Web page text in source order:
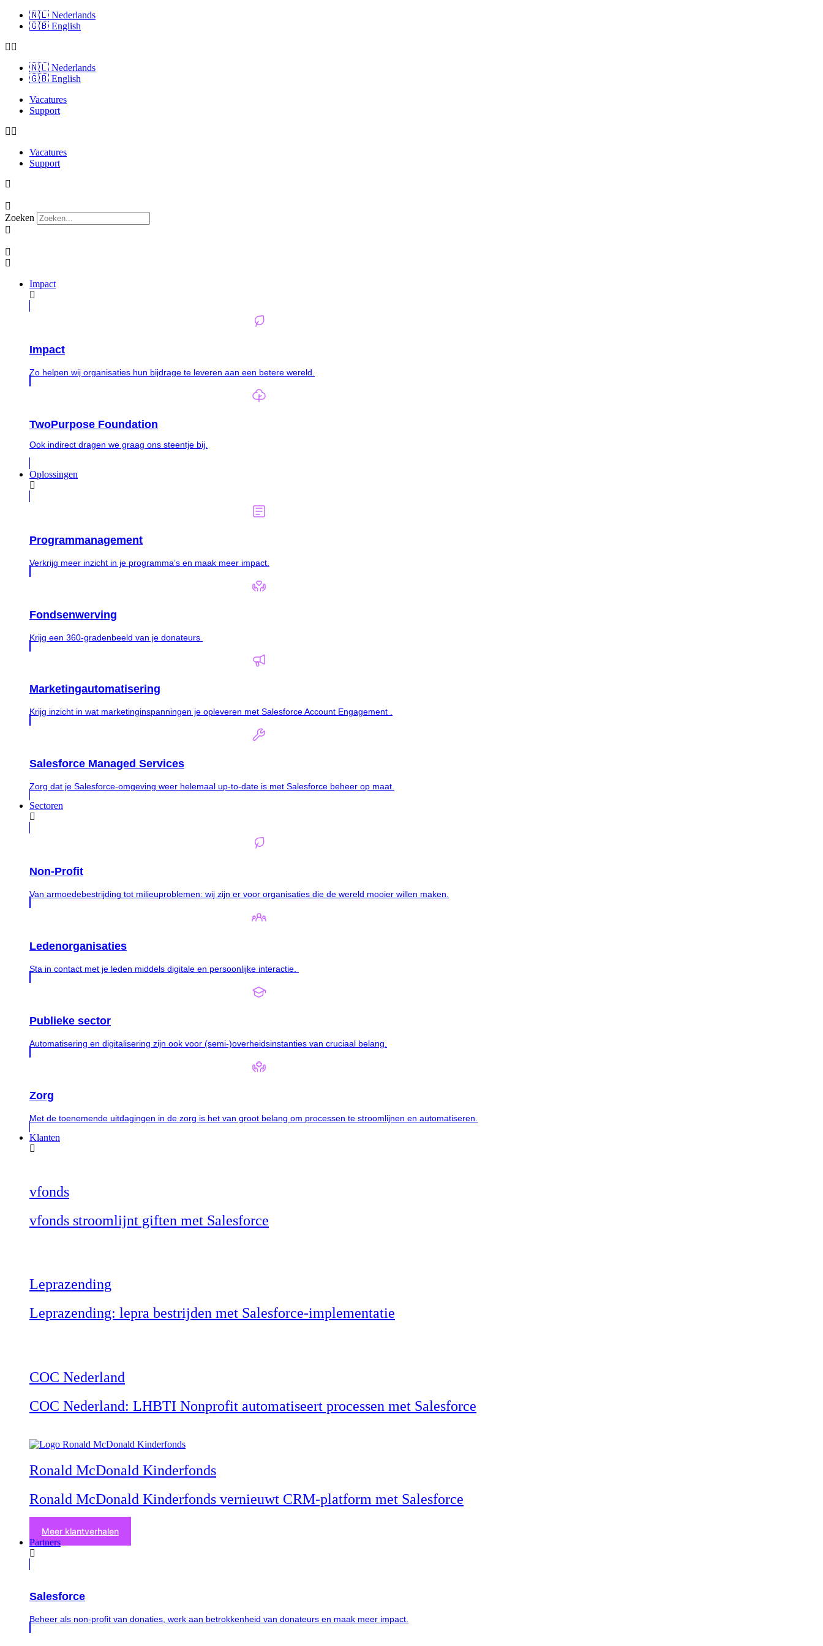
🇳🇱 Nederlands
🇬🇧 English
🇳🇱 Nederlands
🇬🇧 English
Vacatures
Support
Vacatures
Support
Zoeken
Impact
Impact
Zo helpen wij organisaties hun bijdrage te leveren aan een betere wereld.
TwoPurpose Foundation
Ook indirect dragen we graag ons steentje bij.
Oplossingen
Programmanagement
Verkrijg meer inzicht in je programma’s en maak meer impact.
Fondsenwerving
Krijg een 360-gradenbeeld van je donateurs
Marketingautomatisering
Krijg inzicht in wat marketinginspanningen je opleveren met Salesforce Account Engagement .
Salesforce Managed Services
Zorg dat je Salesforce-omgeving weer helemaal up-to-date is met Salesforce beheer op maat.
Sectoren
Non-Profit
Van armoedebestrijding tot milieuproblemen: wij zijn er voor organisaties die de wereld mooier willen maken.
Ledenorganisaties
Sta in contact met je leden middels digitale en persoonlijke interactie.
Publieke sector
Automatisering en digitalisering zijn ook voor (semi-)overheidsinstanties van cruciaal belang.
Zorg
Met de toenemende uitdagingen in de zorg is het van groot belang om processen te stroomlijnen en automatiseren.
Klanten
vfonds
vfonds stroomlijnt giften met Salesforce
Leprazending
Leprazending: lepra bestrijden met Salesforce-implementatie
COC Nederland
COC Nederland: LHBTI Nonprofit automatiseert processen met Salesforce
Ronald McDonald Kinderfonds
Ronald McDonald Kinderfonds vernieuwt CRM-platform met Salesforce
Meer klantverhalen
Partners
Salesforce
Beheer als non-profit van donaties, werk aan betrokkenheid van donateurs en maak meer impact.